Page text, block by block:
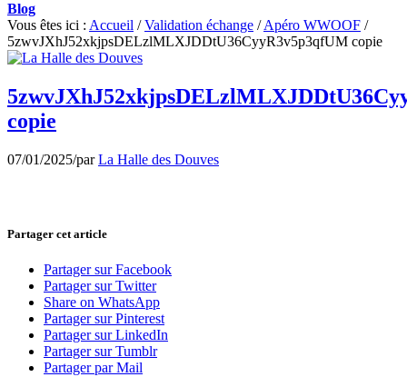
Blog
Vous êtes ici : Accueil / Validation échange / Apéro WWOOF /
5zwvJXhJ52xkjpsDELzlMLXJDDtU36CyyR3v5p3qfUM copie
copie
07/01/2025/parLa Halle des Douves
Partager cet article
Partager sur Facebook
Partager sur Twitter
Share on WhatsApp
Partager sur Pinterest
Partager sur LinkedIn
Partager sur Tumblr
Partager par Mail